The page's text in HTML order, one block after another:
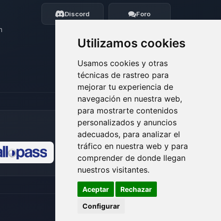
Utilizamos cookies
Usamos cookies y otras
técnicas de rastreo para
mejorar tu experiencia de
navegación en nuestra web,
para mostrarte contenidos
personalizados y anuncios
adecuados, para analizar el
tráfico en nuestra web y para
comprender de donde llegan
nuestros visitantes.
Aceptar
Rechazar
Configurar
Discord Foro
ayudarte.
09/08/2026 11:39